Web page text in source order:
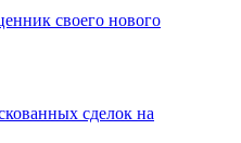
своего нового
сделок на